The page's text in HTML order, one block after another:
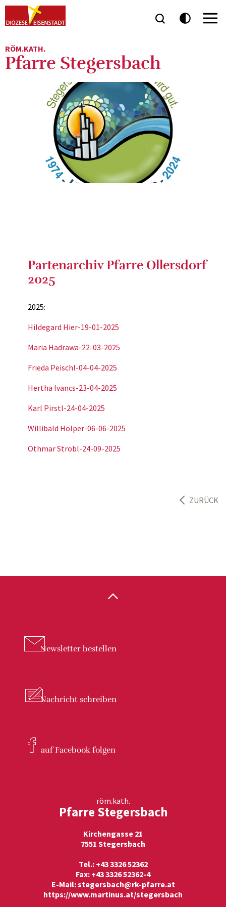
RÖM.KATH.
Pfarre Stegersbach
Partenarchiv Pfarre Ollersdorf
2025
2025:
Hildegard Hier-19-01-2025
Maria Hadrawa-22-03-2025
Frieda Peischl-04-04-2025
Hertha Ivancs-23-04-2025
Karl Pirstl-24-04-2025
Willibald Holper-06-06-2025
Othmar Strobl-24-09-2025
ZURÜCK
Newsletter bestellen
Nachricht schreiben
auf Facebook folgen
röm.kath.
Pfarre Stegersbach
Kirchengasse 21
7551 Stegersbach
Tel.: +43 3326 52362
Fax: +43 3326 52362-4
E-Mail:stegersbach@rk-pfarre.at
https://www.martinus.at/stegersbach